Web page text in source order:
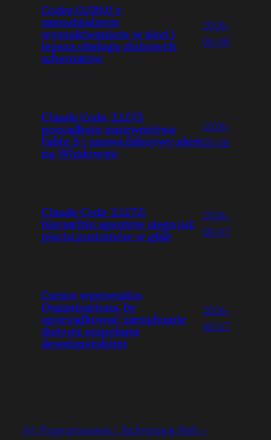
Codex 0.139.0 z
samodzielnym
wyszukiwaniem w sieci i
lepszą obsługą złożonych
schematów
2026-
08-08
Claude Code 2.1.173
porządkuje nazewnictwo
Fable 5 i usuwa fałszywy alert
na Windowsie
2026-
08-08
Claude Code 2.1.172:
hierarchia agentów sięga już
pięciu poziomów w głąb
2026-
08-07
Cursor wprowadza
Organizations, by
uporządkować zarządzanie
dużymi zespołami
deweloperskimi
2026-
08-07
AI, Programowanie i Technologie Web –